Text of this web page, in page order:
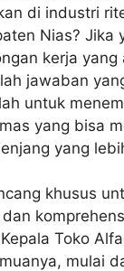
di industri
Nias? Jika
kerja yang
jawaban
untuk
yang bisa
yang
khusus
Toko
mulai